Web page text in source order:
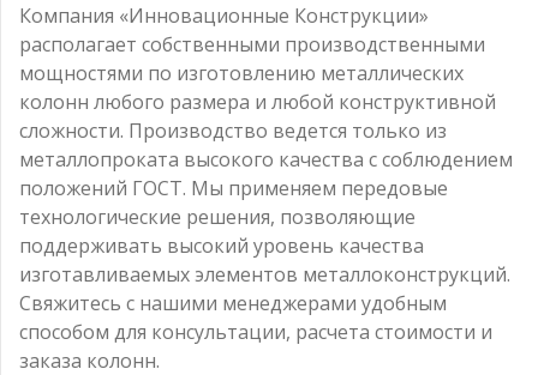
Компания «Инновационные Конструкции»
располагает собственными производственными
мощностями по изготовлению металлических
колонн любого размера и любой конструктивной
сложности. Производство ведется только из
металлопроката высокого качества с соблюдением
положений ГОСТ. Мы применяем передовые
технологические решения, позволяющие
поддерживать высокий уровень качества
изготавливаемых элементов металлоконструкций.
Свяжитесь с нашими менеджерами удобным
способом для консультации, расчета стоимости и
заказа колонн.